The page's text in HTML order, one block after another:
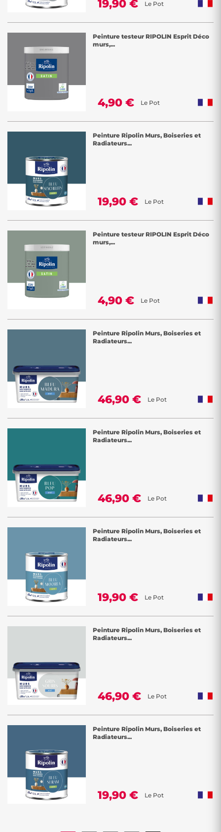
19,90 € Le Pot
Peinture testeur RIPOLIN Esprit Déco
murs,...
4,90 € Le Pot
Peinture Ripolin Murs, Boiseries et
Radiateurs...
19,90 € Le Pot
Peinture testeur RIPOLIN Esprit Déco
murs,...
4,90 € Le Pot
Peinture Ripolin Murs, Boiseries et
Radiateurs...
46,90 € Le Pot
Peinture Ripolin Murs, Boiseries et
Radiateurs...
46,90 € Le Pot
Peinture Ripolin Murs, Boiseries et
Radiateurs...
19,90 € Le Pot
Peinture Ripolin Murs, Boiseries et
Radiateurs...
46,90 € Le Pot
Peinture Ripolin Murs, Boiseries et
Radiateurs...
19,90 € Le Pot